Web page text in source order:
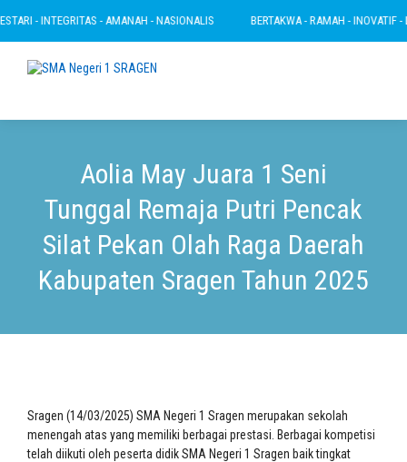
- INTEGRITAS - AMANAH - NASIONALIS BERTAKWA - RAMAH - INOVATIF -
Aolia May Juara 1 Seni
Tunggal Remaja Putri Pencak
Silat Pekan Olah Raga Daerah
Kabupaten Sragen Tahun 2025
Sragen (14/03/2025) SMA Negeri 1 Sragen merupakan sekolah
menengah atas yang memiliki berbagai prestasi. Berbagai kompetisi
telah diikuti oleh peserta didik SMA Negeri 1 Sragen baik tingkat